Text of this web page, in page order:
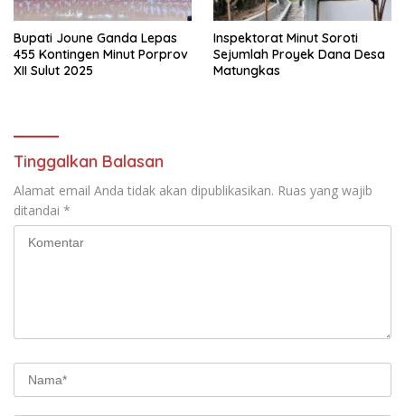
Bupati Joune Ganda Lepas
455 Kontingen Minut Porprov
XII Sulut 2025
Inspektorat Minut Soroti
Sejumlah Proyek Dana Desa
Matungkas
Tinggalkan Balasan
Alamat email Anda tidak akan dipublikasikan. Ruas yang wajib
ditandai *